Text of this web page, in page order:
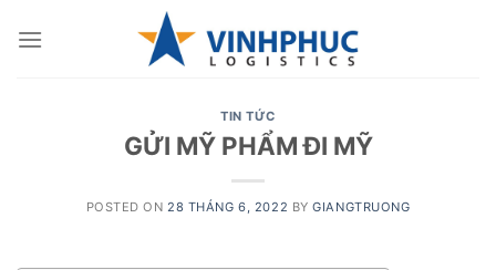
TIN TỨC
GỬI MỸ PHẨM ĐI MỸ
POSTED ON 28 THÁNG 6, 2022 BYGIANGTRUONG